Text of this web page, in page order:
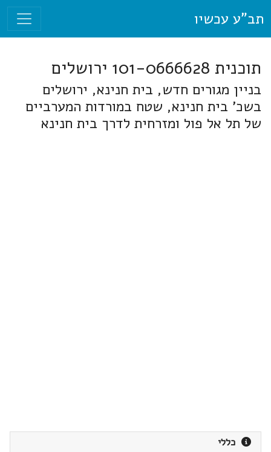
תב"ע עכשיו
תוכנית 101-0666628 ירושלים
בניין מגורים חדש, בית חנינא, ירושלים
בשכ' בית חנינא, שטח במורדות המערביים
של תל אל פול ומזרחית לדרך בית חנינא
כללי